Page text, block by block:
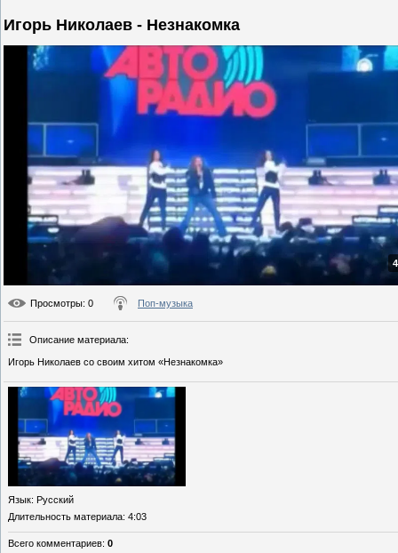
Игорь Николаев - Незнакомка
Просмотры: 0 Поп-музыка
Описание материала:
Игорь Николаев со своим хитом «Незнакомка»
Язык: Русский
Длительность материала: 4:03
Всего комментариев: 0